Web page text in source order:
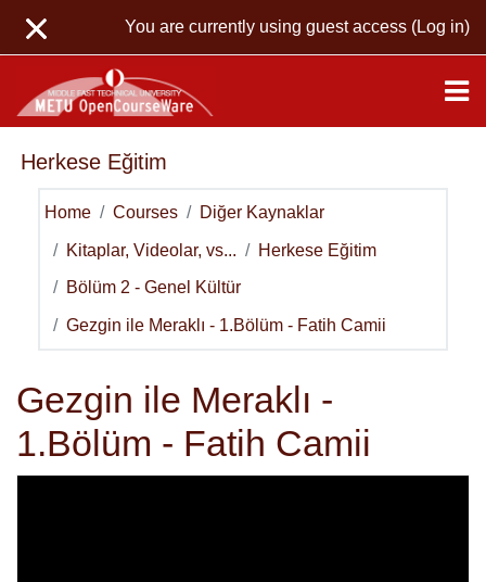
You are currently using guest access (Log in)
Herkese Eğitim
Home Courses Diğer Kaynaklar
Kitaplar, Videolar, vs... Herkese Eğitim
Bölüm 2 - Genel Kültür
Gezgin ile Meraklı - 1.Bölüm - Fatih Camii
Gezgin ile Meraklı -
1.Bölüm - Fatih Camii